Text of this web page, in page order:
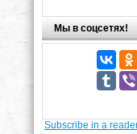
Мы в соцсетях!
Subscribe in a